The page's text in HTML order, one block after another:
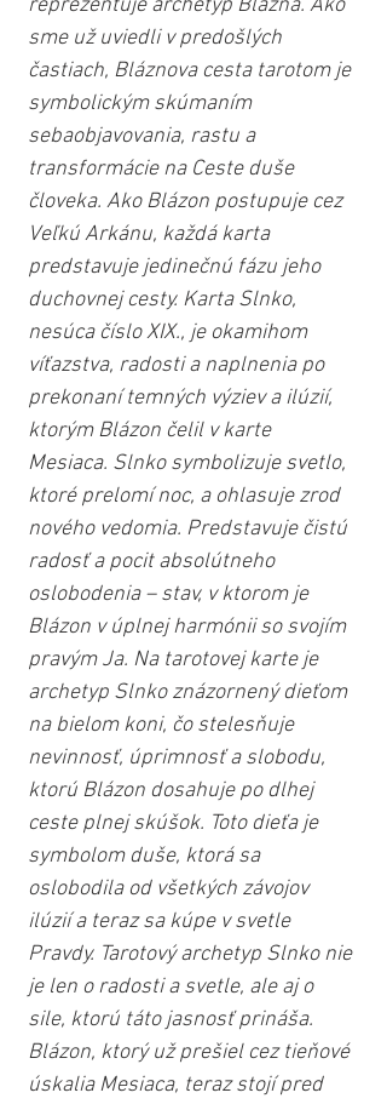
reprezentuje archetyp Blázna. Ako
sme už uviedli v predošlých
častiach, Bláznova cesta tarotom je
symbolickým skúmaním
sebaobjavovania, rastu a
transformácie na Ceste duše
človeka. Ako Blázon postupuje cez
Veľkú Arkánu, každá karta
predstavuje jedinečnú fázu jeho
duchovnej cesty. Karta Slnko,
nesúca číslo XIX., je okamihom
víťazstva, radosti a naplnenia po
prekonaní temných výziev a ilúzií,
ktorým Blázon čelil v karte
Mesiaca. Slnko symbolizuje svetlo,
ktoré prelomí noc, a ohlasuje zrod
nového vedomia. Predstavuje čistú
radosť a pocit absolútneho
oslobodenia – stav, v ktorom je
Blázon v úplnej harmónii so svojím
pravým Ja. Na tarotovej karte je
archetyp Slnko znázornený dieťom
na bielom koni, čo stelesňuje
nevinnosť, úprimnosť a slobodu,
ktorú Blázon dosahuje po dlhej
ceste plnej skúšok. Toto dieťa je
symbolom duše, ktorá sa
oslobodila od všetkých závojov
ilúzií a teraz sa kúpe v svetle
Pravdy. Tarotový archetyp Slnko nie
je len o radosti a svetle, ale aj o
sile, ktorú táto jasnosť prináša.
Blázon, ktorý už prešiel cez tieňové
úskalia Mesiaca, teraz stojí pred